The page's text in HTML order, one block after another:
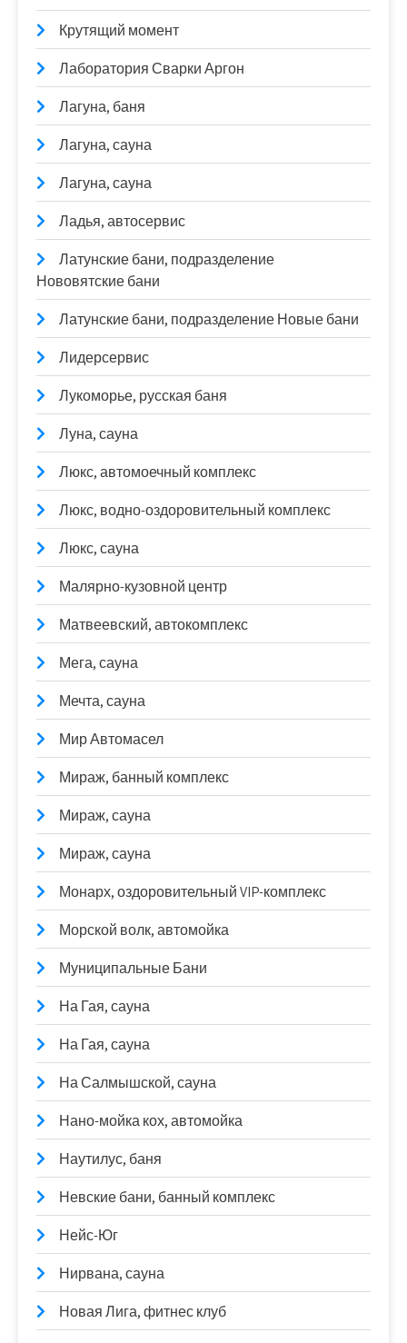
Крутящий момент
Лаборатория Сварки Аргон
Лагуна, баня
Лагуна, сауна
Лагуна, сауна
Ладья, автосервис
Латунские бани, подразделение
Нововятские бани
Латунские бани, подразделение Новые бани
Лидерсервис
Лукоморье, русская баня
Луна, сауна
Люкс, автомоечный комплекс
Люкс, водно-оздоровительный комплекс
Люкс, сауна
Малярно-кузовной центр
Матвеевский, автокомплекс
Мега, сауна
Мечта, сауна
Мир Автомасел
Мираж, банный комплекс
Мираж, сауна
Мираж, сауна
Монарх, оздоровительный VIP-комплекс
Морской волк, автомойка
Муниципальные Бани
На Гая, сауна
На Гая, сауна
На Салмышской, сауна
Нано-мойка кох, автомойка
Наутилус, баня
Невские бани, банный комплекс
Нейс-Юг
Нирвана, сауна
Новая Лига, фитнес клуб